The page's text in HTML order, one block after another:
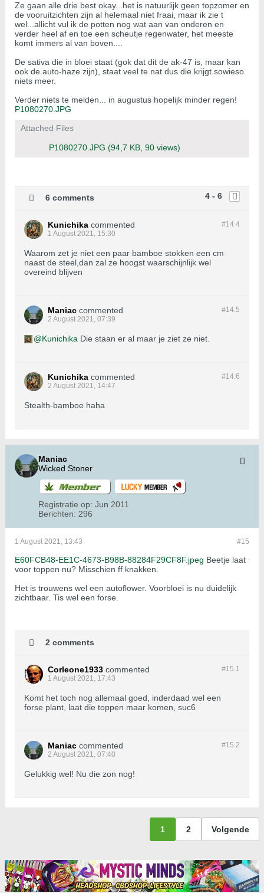
Ze gaan alle drie best okay...het is natuurlijk geen topzomer en
de vooruitzichten zijn al helemaal niet fraai, maar ik zie t
wel...allicht vul ik de potten nog wat aan van onderen en
verder heel af en toe een scheutje regenwater, het meeste
komt immers al van boven....
De sativa die in bloei staat (gok dat dit de ak-47 is, maar kan
ook de auto-haze zijn), staat veel te nat dus die krijgt sowieso
niets meer.
Verder niets te melden... in augustus hopelijk minder regen!
P1080270.JPG
Attached Files
P1080270.JPG (94,7 KB, 90 views)
4 - 6
6 comments
#14.4
Kunichika commented
1 August 2021, 15:30
Waarom zet je niet een paar bamboe stokken een cm
naast de steel,dan zal ze hoogst waarschijnlijk wel
overeind blijven
#14.5
Maniac commented
2 August 2021, 07:39
Kunichika Die staan er al maar je ziet ze niet.
#14.6
Kunichika commented
2 August 2021, 14:47
Stealth-bamboe haha
Maniac
Wicked Stoner
Registratie op: Jun 2011
Berichten: 296
#15
1 August 2021, 13:43
E60FCB48-EE1C-4673-B98B-88284F29CF8F.jpeg Beetje laat
voor toppen nu? Misschien ff knakken.
Het is trouwens wel een autoflower. Voorbloei is nu duidelijk
zichtbaar. Tis wel een forse.
2 comments
#15.1
Corleone1933 commented
1 August 2021, 17:43
Komt het toch nog allemaal goed, inderdaad wel een
forse plant, laat die toppen maar komen, suc6
#15.2
Maniac commented
2 August 2021, 07:40
Gelukkig wel! Nu die zon nog!
1 2 Volgende